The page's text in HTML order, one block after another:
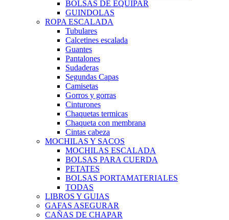
BOLSAS DE EQUIPAR
GUINDOLAS
ROPA ESCALADA
Tubulares
Calcetines escalada
Guantes
Pantalones
Sudaderas
Segundas Capas
Camisetas
Gorros y gorras
Cinturones
Chaquetas termicas
Chaqueta con membrana
Cintas cabeza
MOCHILAS Y SACOS
MOCHILAS ESCALADA
BOLSAS PARA CUERDA
PETATES
BOLSAS PORTAMATERIALES
TODAS
LIBROS Y GUIAS
GAFAS ASEGURAR
CAÑAS DE CHAPAR